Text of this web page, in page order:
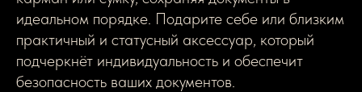
идеальном порядке. Подарите себе или близким
практичный и статусный аксессуар, который
подчеркнёт индивидуальность и обеспечит
безопасность ваших документов.